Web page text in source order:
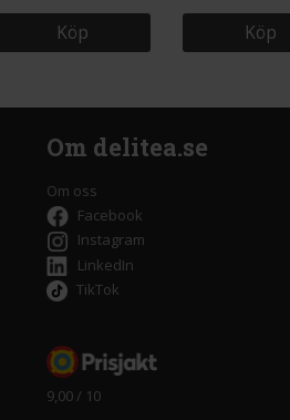
Köp Köp
Om delitea.se
Om oss
Facebook
Instagram
LinkedIn
TikTok
9,00 / 10